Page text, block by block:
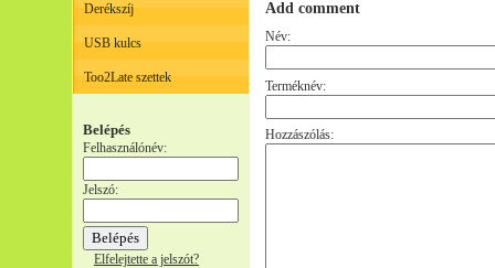
Derékszíj
USB kulcs
Too2Late szettek
Belépés
Felhasználónév:
Jelszó:
Elfelejtette a jelszót?
Add comment
Név:
Terméknév:
Hozzászólás: